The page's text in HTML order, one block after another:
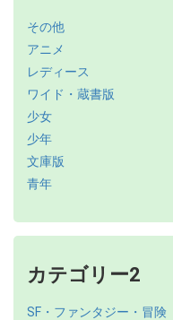
その他
アニメ
レディース
ワイド・蔵書版
少女
少年
文庫版
青年
カテゴリー2
SF・ファンタジー・冒険